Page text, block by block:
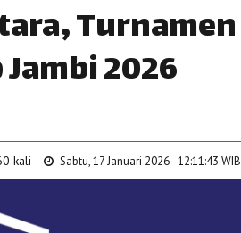
Turnamen
2026
kali Sabtu, 17 Januari 2026 - 12:11:43 WIB